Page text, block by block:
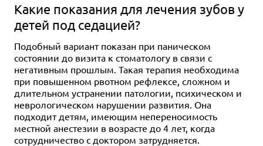
Какие показания для лечения зубов у
детей под седацией?
Подобный вариант показан при паническом
состоянии до визита к стоматологу в связи с
негативным прошлым. Такая терапия необходима
при повышенном рвотном рефлексе, сложном и
длительном устранении патологии, психическом и
неврологическом нарушении развития. Она
подходит детям, имеющим непереносимость
местной анестезии в возрасте до 4 лет, когда
сотрудничество с доктором затрудняется.